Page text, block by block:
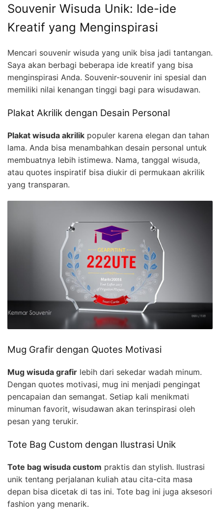
Souvenir Wisuda Unik: Ide-ide
Kreatif yang Menginspirasi
Mencari souvenir wisuda yang unik bisa jadi tantangan.
Saya akan berbagi beberapa ide kreatif yang bisa
menginspirasi Anda. Souvenir-souvenir ini spesial dan
memiliki nilai kenangan tinggi bagi para wisudawan.
Plakat Akrilik dengan Desain Personal
Plakat wisuda akrilik populer karena elegan dan tahan
lama. Anda bisa menambahkan desain personal untuk
membuatnya lebih istimewa. Nama, tanggal wisuda,
atau quotes inspiratif bisa diukir di permukaan akrilik
yang transparan.
Mug Grafir dengan Quotes Motivasi
Mug wisuda grafir lebih dari sekedar wadah minum.
Dengan quotes motivasi, mug ini menjadi pengingat
pencapaian dan semangat. Setiap kali menikmati
minuman favorit, wisudawan akan terinspirasi oleh
pesan yang terukir.
Tote Bag Custom dengan Ilustrasi Unik
Tote bag wisuda custom praktis dan stylish. Ilustrasi
unik tentang perjalanan kuliah atau cita-cita masa
depan bisa dicetak di tas ini. Tote bag ini juga aksesori
fashion yang menarik.